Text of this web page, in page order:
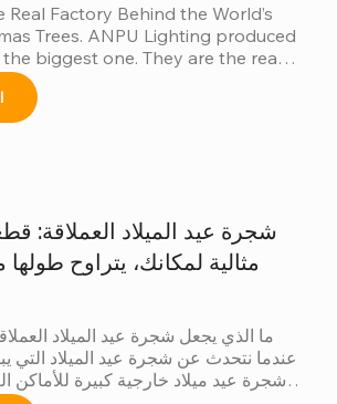
Real Factory Behind the World’s
Trees. ANPU Lighting produced
biggest one. They are the real
Giant Christmas Tree.
ما الذي يجعل شجرة عيد الميلاد